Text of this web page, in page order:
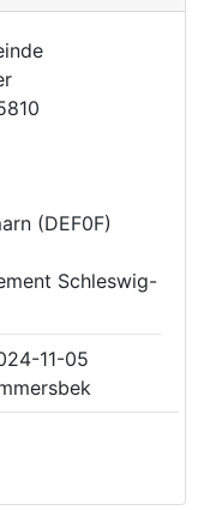
(DEF0F)
Schleswig-
11-05